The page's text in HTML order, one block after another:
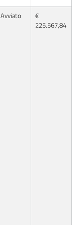
Avviato
€
225.567,84